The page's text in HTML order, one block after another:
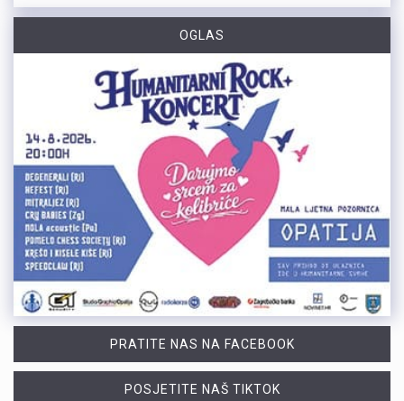
OGLAS
PRATITE NAS NA FACEBOOK
POSJETITE NAŠ TIKTOK